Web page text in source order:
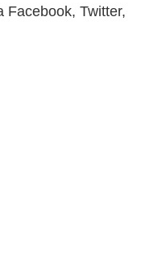
Facebook, Twitter,